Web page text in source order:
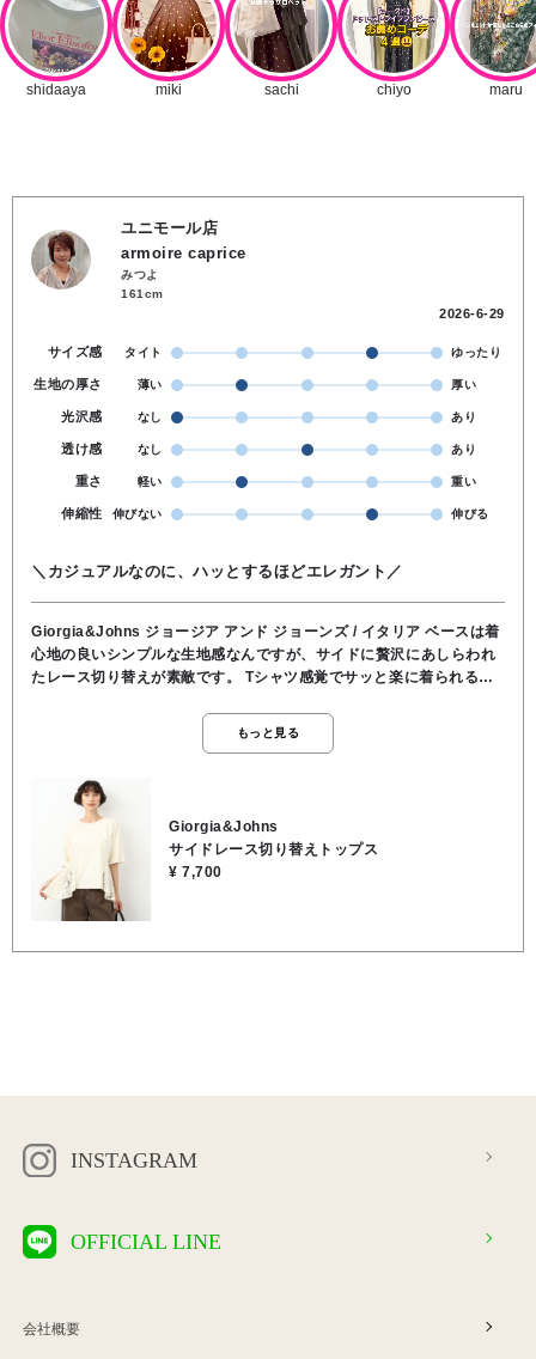
ユニモール店
armoire caprice
みつよ
161cm
2026-6-29
サイズ感 タイト ゆったり
生地の厚さ 薄い 厚い
光沢感 なし あり
透け感 なし あり
重さ 軽い 重い
伸縮性 伸びない 伸びる
＼カジュアルなのに、ハッとするほどエレガント／
Giorgia&Johns ジョージア アンド ジョーンズ / イタリア ベースは着
心地の良いシンプルな生地感なんですが、サイドに贅沢にあしらわれ
たレース切り替えが素敵です。 Tシャツ感覚でサッと楽に着られるの
ートに迷った日にこれ1枚でバッチリ決まります。 レースの切り替え
や、高めのウエスト位置からふんわりと広がるデザインになっている
わりを自然に、おしゃれにカバーしてくれ、横から見たときも、レー
スの透け感とドレープがとっても綺麗に見えます。 夏のデイリー使い
やお出かけにお勧めです♪ ★着丈 62cm ★肩幅 46cm ★身幅 50cm
★袖丈 28c ●お洗濯可能 ●本体／コットン100％, ●レース部／コッ
トン100％
もっと見る
Giorgia&Johns
サイドレース切り替えトップス
¥ 7,700
INSTAGRAM
OFFICIAL LINE
会社概要